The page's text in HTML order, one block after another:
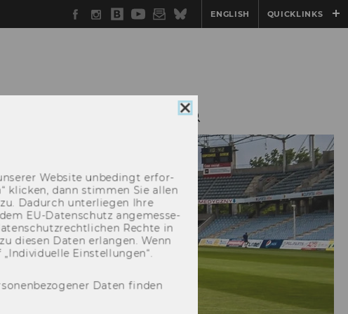
Facebook
Instagram
WU
Blog
YouTube
Newsletter
BlueskyENGLISH QUICKLINKS
Cookie
Consent
schließen
Web­site un­be­dingt er­for­
kli­cken, dann stim­men Sie allen
Da­durch un­ter­lie­gen Ihre
EU-​Datenschutz an­ge­mes­se­
Rech­te in
die­sen Daten er­lan­gen. Wenn
Ein­stel­lun­gen“.
Daten finden